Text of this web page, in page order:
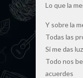
Lo que la
Y sobre la
Todas las
Si me das
Todo nos
acuerdes